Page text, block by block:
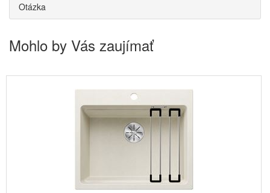
Otázka
Mohlo by Vás zaujímať